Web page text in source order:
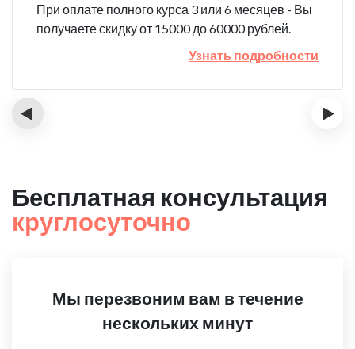
При оплате полного курса 3 или 6 месяцев - Вы
получаете скидку от 15000 до 60000 рублей.
Узнать подробности
‹ ›
Бесплатная консультация
круглосуточно
Мы перезвоним вам в течение
нескольких минут